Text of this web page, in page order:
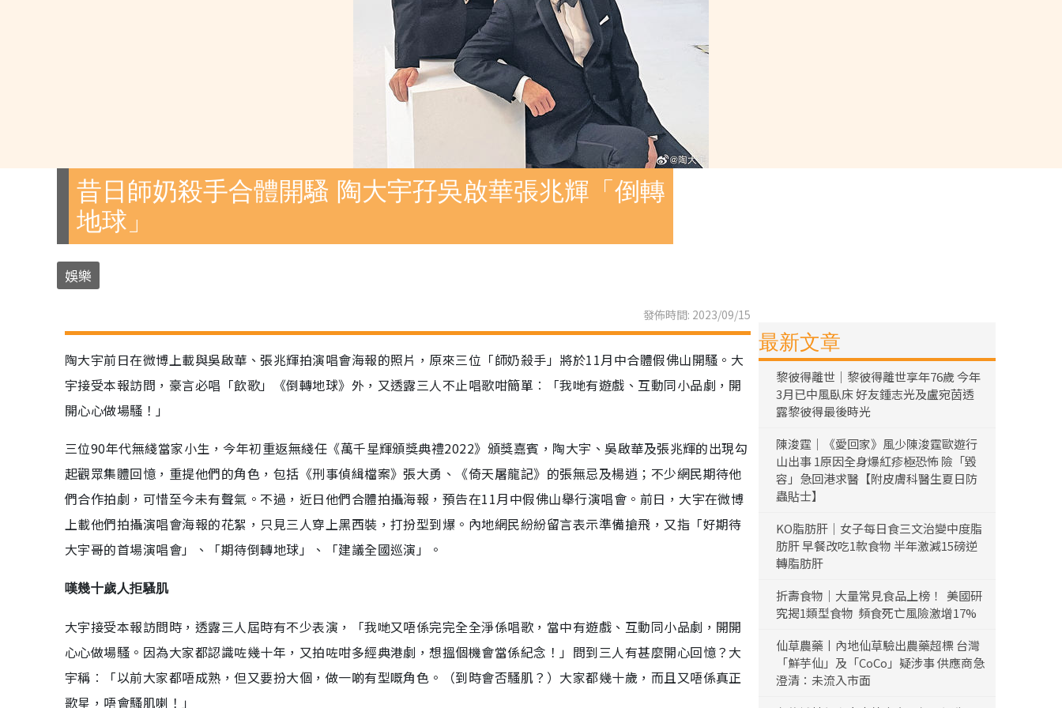
昔日師奶殺手合體開騷 陶大宇孖吳啟華張兆輝「倒轉
地球」
娛樂
發佈時間: 2023/09/15
陶大宇前日在微博上載與吳啟華、張兆輝拍演唱會海報的照片，原來三位「師奶殺手」將於11月中合體假佛山開騷。大
宇接受本報訪問，豪言必唱「飲歌」《倒轉地球》外，又透露三人不止唱歌咁簡單︰「我哋有遊戲、互動同小品劇，開
開心心做場騷！」
三位90年代無綫當家小生，今年初重返無綫任《萬千星輝頒獎典禮2022》頒獎嘉賓，陶大宇、吳啟華及張兆輝的出現勾
起觀眾集體回憶，重提他們的角色，包括《刑事偵緝檔案》張大勇、《倚天屠龍記》的張無忌及楊逍；不少網民期待他
們合作拍劇，可惜至今未有聲氣。不過，近日他們合體拍攝海報，預告在11月中假佛山舉行演唱會。前日，大宇在微博
上載他們拍攝演唱會海報的花絮，只見三人穿上黑西裝，打扮型到爆。內地網民紛紛留言表示準備搶飛，又指「好期待
大宇哥的首場演唱會」、「期待倒轉地球」、「建議全國巡演」。
嘆幾十歲人拒騷肌
大宇接受本報訪問時，透露三人屆時有不少表演，「我哋又唔係完完全全淨係唱歌，當中有遊戲、互動同小品劇，開開
心心做場騷。因為大家都認識咗幾十年，又拍咗咁多經典港劇，想搵個機會當係紀念！」問到三人有甚麼開心回憶？大
宇稱︰「以前大家都唔成熟，但又要扮大個，做一啲有型嘅角色。（到時會否騷肌？）大家都幾十歲，而且又唔係真正
歌星，唔會騷肌喇！」
最新文章
黎彼得離世｜黎彼得離世享年76歲 今年
3月已中風臥床 好友鍾志光及盧宛茵透
露黎彼得最後時光
陳浚霆｜《愛回家》風少陳浚霆歐遊行
山出事 1原因全身爆紅疹極恐怖 險「毀
容」急回港求醫【附皮膚科醫生夏日防
蟲貼士】
KO脂肪肝｜女子每日食三文治變中度脂
肪肝 早餐改吃1款食物 半年激減15磅逆
轉脂肪肝
折壽食物｜大量常見食品上榜！ 美國研
究揭1類型食物 頻食死亡風險激增17%
仙草農藥丨內地仙草驗出農藥超標 台灣
「鮮芋仙」及「CoCo」疑涉事 供應商急
澄清：未流入市面